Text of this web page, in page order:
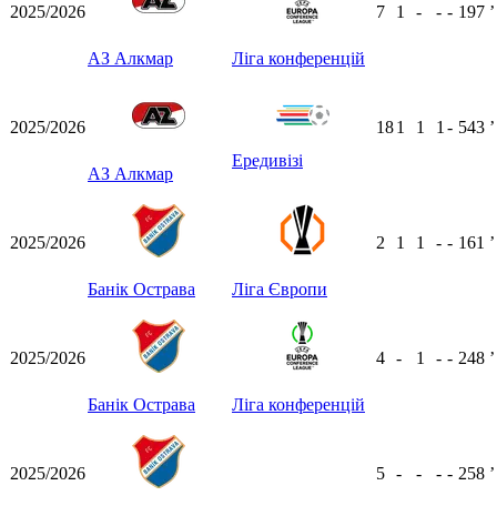
2025/2026
АЗ Алкмар Ліга конференцій
7 1 - - - 197 ʼ
2025/2026
АЗ Алкмар
Ередивізі
181 1 1 - 543 ʼ
2025/2026
Банік Острава Ліга Європи
2 1 1 - - 161 ʼ
2025/2026
Банік Острава Ліга конференцій
4 - 1 - - 248 ʼ
2025/2026 5 - - - - 258 ʼ